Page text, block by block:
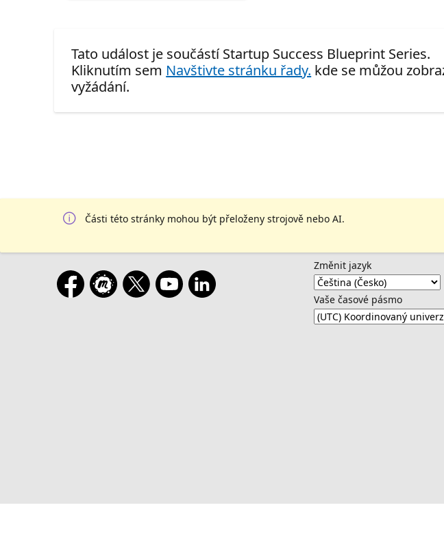
Tato událost je součástí Startup Success Blueprint Series.
Kliknutím sem Navštivte stránku řady. kde se můžou
vyžádání.
Části této stránky mohou být přeloženy strojově nebo AI.
Změnit jazyk
Vaše časové pásmo